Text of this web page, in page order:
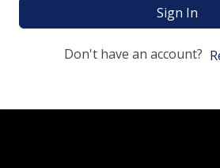
Sign In
Don't have an account?